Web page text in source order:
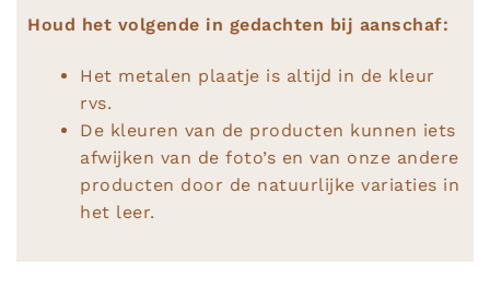
Houd het volgende in gedachten bij aanschaf:
Het metalen plaatje is altijd in de kleur
rvs.
De kleuren van de producten kunnen iets
afwijken van de foto’s en van onze andere
producten door de natuurlijke variaties in
het leer.